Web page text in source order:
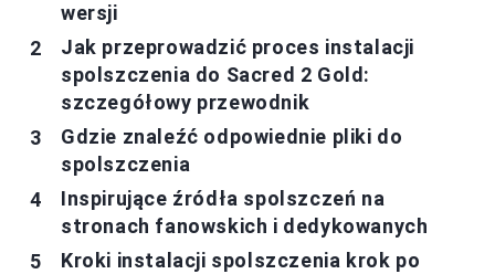
wersji
Jak przeprowadzić proces instalacji
spolszczenia do Sacred 2 Gold:
szczegółowy przewodnik
Gdzie znaleźć odpowiednie pliki do
spolszczenia
Inspirujące źródła spolszczeń na
stronach fanowskich i dedykowanych
Kroki instalacji spolszczenia krok po